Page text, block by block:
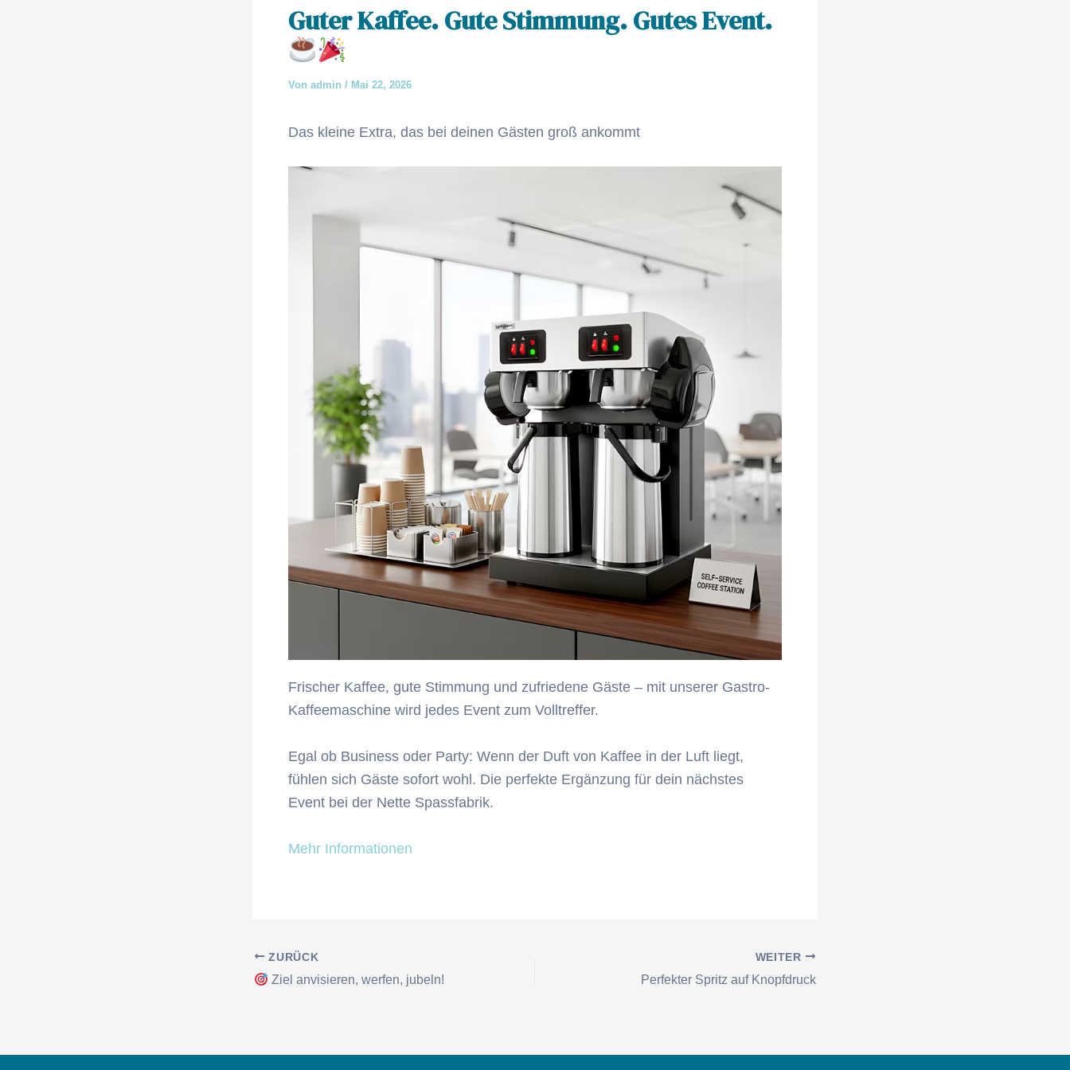
Guter Kaffee. Gute Stimmung. Gutes Event.
Von admin / Mai 22, 2026
Das kleine Extra, das bei deinen Gästen groß ankommt
Frischer Kaffee, gute Stimmung und zufriedene Gäste – mit unserer Gastro-
Kaffeemaschine wird jedes Event zum Volltreffer.
Egal ob Business oder Party: Wenn der Duft von Kaffee in der Luft liegt,
fühlen sich Gäste sofort wohl. Die perfekte Ergänzung für dein nächstes
Event bei der Nette Spassfabrik.
Mehr Informationen
Beitragsnavigation
ZURÜCK
Ziel anvisieren, werfen, jubeln!
WEITER
Perfekter Spritz auf Knopfdruck